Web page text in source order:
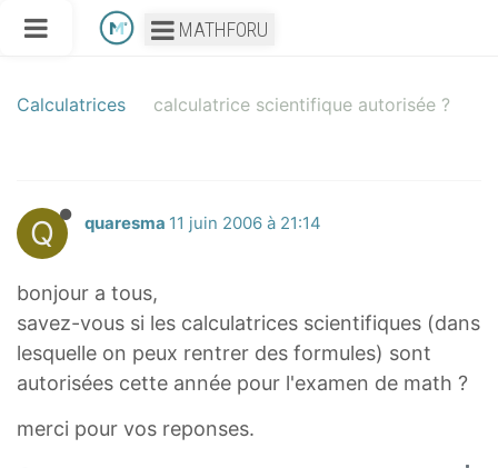
MATHFORU
Calculatrices calculatrice scientifique autorisée ?
Q quaresma 11 juin 2006 à 21:14
bonjour a tous,
savez-vous si les calculatrices scientifiques (dans
lesquelle on peux rentrer des formules) sont
autorisées cette année pour l'examen de math ?
merci pour vos reponses.